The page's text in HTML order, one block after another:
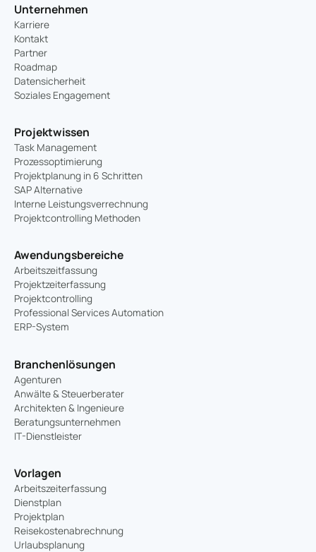
Unternehmen
Karriere
Kontakt
Partner
Roadmap
Datensicherheit
Soziales Engagement
Projektwissen
Task Management
Prozessoptimierung
Projektplanung in 6 Schritten
SAP Alternative
Interne Leistungsverrechnung
Projektcontrolling Methoden
Awendungsbereiche
Arbeitszeitfassung
Projektzeiterfassung
Projektcontrolling
Professional Services Automation
ERP-System
Branchenlösungen
Agenturen
Anwälte & Steuerberater
Architekten & Ingenieure
Beratungsunternehmen
IT-Dienstleister
Vorlagen
Arbeitszeiterfassung
Dienstplan
Projektplan
Reisekostenabrechnung
Urlaubsplanung